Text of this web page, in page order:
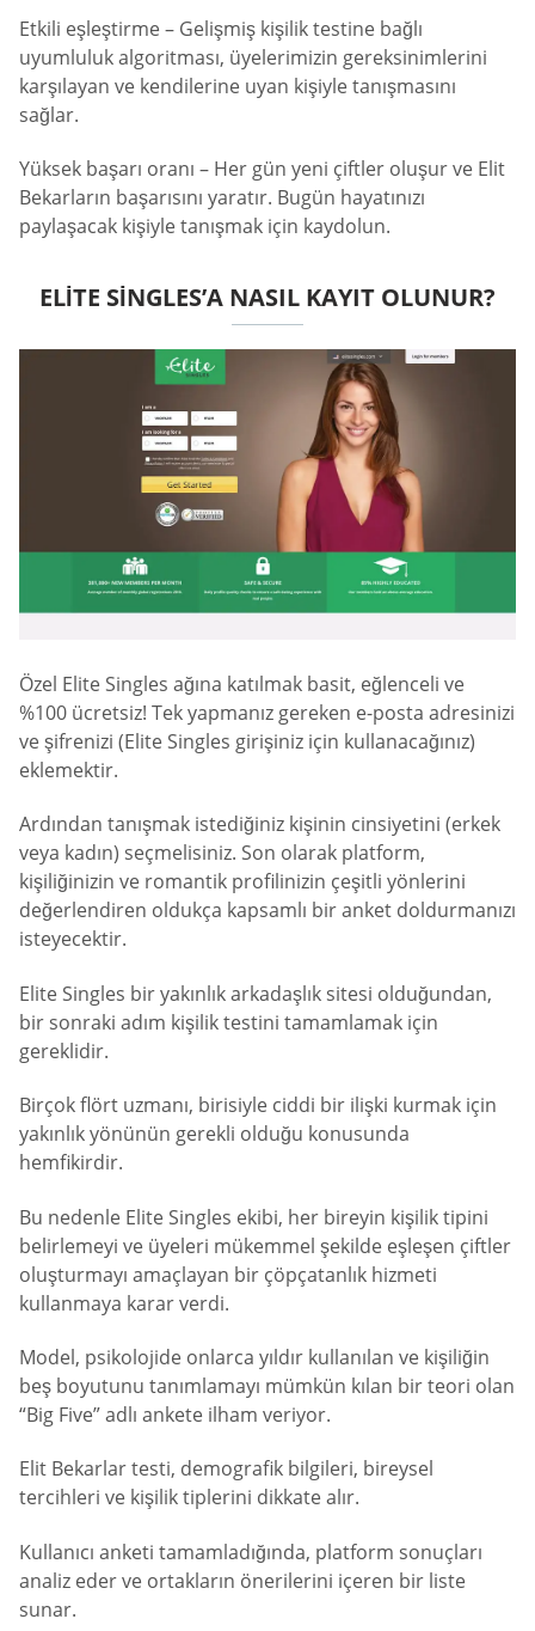
Etkili eşleştirme – Gelişmiş kişilik testine bağlı
uyumluluk algoritması, üyelerimizin gereksinimlerini
karşılayan ve kendilerine uyan kişiyle tanışmasını
sağlar.
Yüksek başarı oranı – Her gün yeni çiftler oluşur ve Elit
Bekarların başarısını yaratır. Bugün hayatınızı
paylaşacak kişiyle tanışmak için kaydolun.
ELITE SINGLES’A NASIL KAYIT OLUNUR?
Özel Elite Singles ağına katılmak basit, eğlenceli ve
%100 ücretsiz! Tek yapmanız gereken e-posta adresinizi
ve şifrenizi (Elite Singles girişiniz için kullanacağınız)
eklemektir.
Ardından tanışmak istediğiniz kişinin cinsiyetini (erkek
veya kadın) seçmelisiniz. Son olarak platform,
kişiliğinizin ve romantik profilinizin çeşitli yönlerini
değerlendiren oldukça kapsamlı bir anket doldurmanızı
isteyecektir.
Elite Singles bir yakınlık arkadaşlık sitesi olduğundan,
bir sonraki adım kişilik testini tamamlamak için
gereklidir.
Birçok flört uzmanı, birisiyle ciddi bir ilişki kurmak için
yakınlık yönünün gerekli olduğu konusunda
hemfikirdir.
Bu nedenle Elite Singles ekibi, her bireyin kişilik tipini
belirlemeyi ve üyeleri mükemmel şekilde eşleşen çiftler
oluşturmayı amaçlayan bir çöpçatanlık hizmeti
kullanmaya karar verdi.
Model, psikolojide onlarca yıldır kullanılan ve kişiliğin
beş boyutunu tanımlamayı mümkün kılan bir teori olan
“Big Five” adlı ankete ilham veriyor.
Elit Bekarlar testi, demografik bilgileri, bireysel
tercihleri ve kişilik tiplerini dikkate alır.
Kullanıcı anketi tamamladığında, platform sonuçları
analiz eder ve ortakların önerilerini içeren bir liste
sunar.